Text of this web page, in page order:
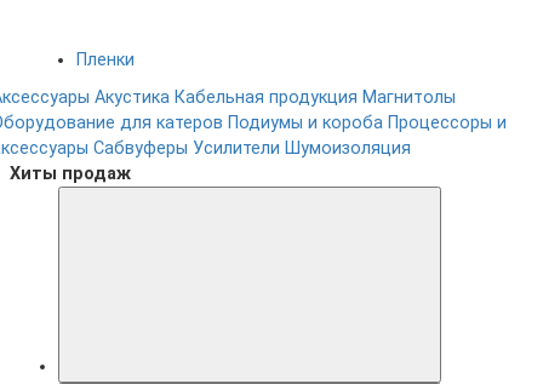
Пленки
Акустика Кабельная продукция Магнитолы
для катеров Подиумы и короба Процессоры и
Сабвуферы Усилители Шумоизоляция
Хиты продаж